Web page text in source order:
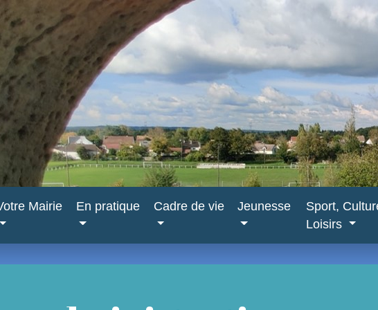
Mairie En pratique Cadre de vie Jeunesse
Sport,
Loisirs